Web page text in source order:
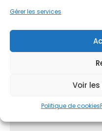
Gérer les services
Voir
Politique de cookies
professionnelqui
l’état de votre maison.